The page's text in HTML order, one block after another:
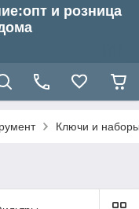
и розница
Ключи и